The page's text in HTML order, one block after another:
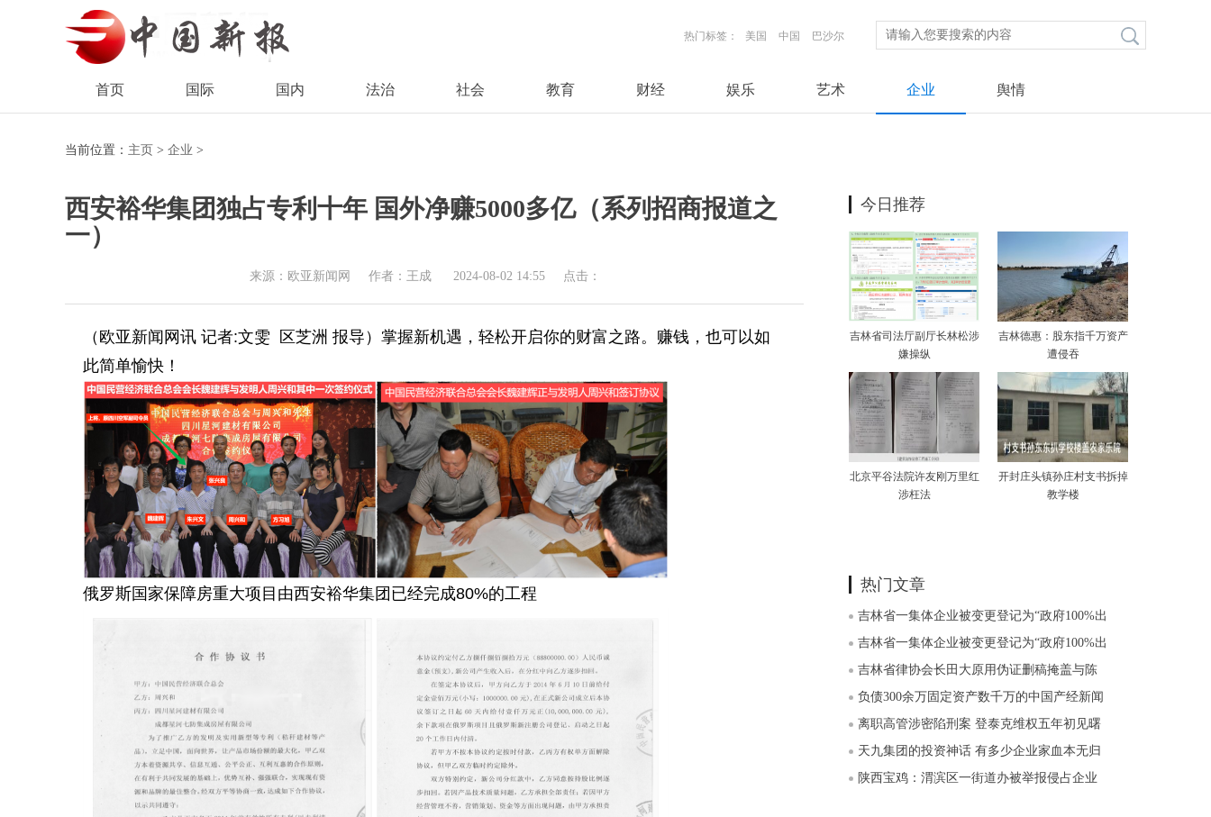
热门标签： 美国 中国 巴沙尔
首页 国际 国内 法治 社会 教育 财经 娱乐 艺术 企业 舆情
当前位置： 主页 > 企业 >
西安裕华集团独占专利十年 国外净赚5000多亿（系列招商报道之
一）
来源：欧亚新闻网 作者：王成 2024-08-02 14:55 点击：
（欧亚新闻网讯 记者:文雯 区芝洲 报导） 掌握新机遇，轻松开启你的财富之路。赚钱，也可以如
此简单愉快！
俄罗斯国家保障房重大项目由西安裕华集团已经完成80%的工程
今日推荐
吉林省司法厅副厅长林松涉
嫌操纵
吉林德惠：股东指千万资产
遭侵吞
北京平谷法院许友刚万里红
涉枉法
开封庄头镇孙庄村支书拆掉
教学楼
热门文章
吉林省一集体企业被变更登记为“政府100%出
吉林省一集体企业被变更登记为“政府100%出
吉林省律协会长田大原用伪证删稿掩盖与陈
负债300余万固定资产数千万的中国产经新闻
离职高管涉密陷刑案 登泰克维权五年初见曙
天九集团的投资神话 有多少企业家血本无归
陕西宝鸡：渭滨区一街道办被举报侵占企业